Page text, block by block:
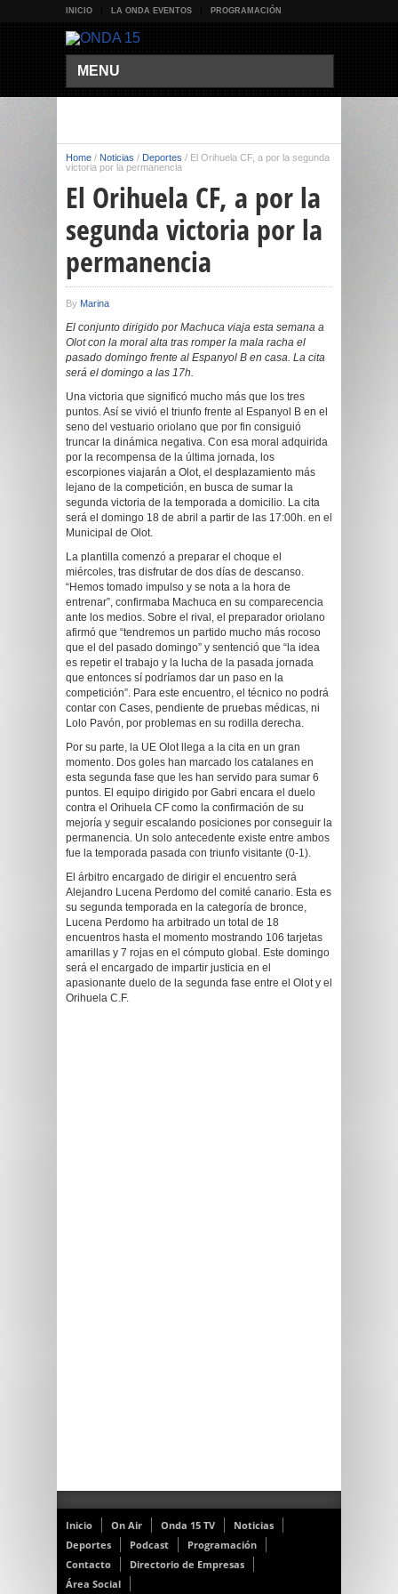
INICIO LA ONDA EVENTOS PROGRAMACIÓN
MENU
Home / Noticias / Deportes / El Orihuela CF, a por la segunda
victoria por la permanencia
El Orihuela CF, a por la
segunda victoria por la
permanencia
By Marina
El conjunto dirigido por Machuca viaja esta semana a
Olot con la moral alta tras romper la mala racha el
pasado domingo frente al Espanyol B en casa. La cita
será el domingo a las 17h.
Una victoria que significó mucho más que los tres
puntos. Así se vivió el triunfo frente al Espanyol B en el
seno del vestuario oriolano que por fin consiguió
truncar la dinámica negativa. Con esa moral adquirida
por la recompensa de la última jornada, los
escorpiones viajarán a Olot, el desplazamiento más
lejano de la competición, en busca de sumar la
segunda victoria de la temporada a domicilio. La cita
será el domingo 18 de abril a partir de las 17:00h. en el
Municipal de Olot.
La plantilla comenzó a preparar el choque el
miércoles, tras disfrutar de dos días de descanso.
“Hemos tomado impulso y se nota a la hora de
entrenar”, confirmaba Machuca en su comparecencia
ante los medios. Sobre el rival, el preparador oriolano
afirmó que “tendremos un partido mucho más rocoso
que el del pasado domingo” y sentenció que “la idea
es repetir el trabajo y la lucha de la pasada jornada
que entonces sí podríamos dar un paso en la
competición”. Para este encuentro, el técnico no podrá
contar con Cases, pendiente de pruebas médicas, ni
Lolo Pavón, por problemas en su rodilla derecha.
Por su parte, la UE Olot llega a la cita en un gran
momento. Dos goles han marcado los catalanes en
esta segunda fase que les han servido para sumar 6
puntos. El equipo dirigido por Gabri encara el duelo
contra el Orihuela CF como la confirmación de su
mejoría y seguir escalando posiciones por conseguir la
permanencia. Un solo antecedente existe entre ambos
fue la temporada pasada con triunfo visitante (0-1).
El árbitro encargado de dirigir el encuentro será
Alejandro Lucena Perdomo del comité canario. Esta es
su segunda temporada en la categoría de bronce,
Lucena Perdomo ha arbitrado un total de 18
encuentros hasta el momento mostrando 106 tarjetas
amarillas y 7 rojas en el cómputo global. Este domingo
será el encargado de impartir justicia en el
apasionante duelo de la segunda fase entre el Olot y el
Orihuela C.F.
Inicio On Air Onda 15 TV
Noticias
Deportes
Podcast
Programación
Contacto
Directorio de Empresas
Área Social